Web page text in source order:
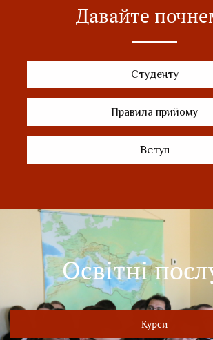
Давайте
Студенту
Правила прийому
Вступ
Освітні
Курси